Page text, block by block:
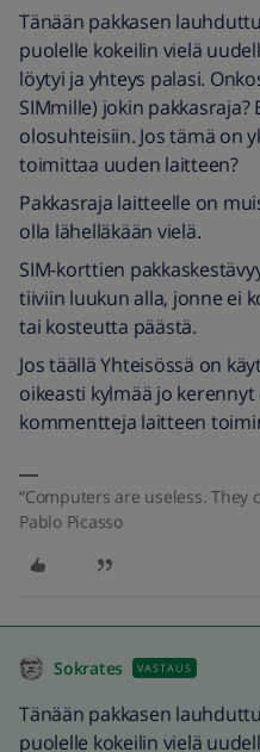
Tänään pakkasen
puolelle kokeilin vielä
löytyi ja yhteys palasi.
SIMmille) jokin pakkasraja?
olosuhteisiin. Jos tämä on
toimittaa uuden laitteen?
Pakkasraja laitteelle on
olla lähelläkään vielä.
SIM-korttien
tiiviin luukun alla, jonne ei
tai kosteutta päästä.
Jos täällä Yhteisössä on
oikeasti kylmää jo
kommentteja laitteen
“Computers are useless.
Pablo Picasso
Sokrates VASTAUS
Tänään pakkasen
puolelle kokeilin vielä